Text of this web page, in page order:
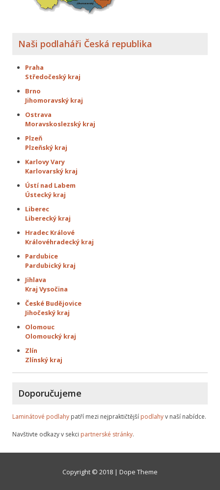
Naši podlaháři Česká republika
Praha
Středočeský kraj
Brno
Jihomoravský kraj
Ostrava
Moravskoslezský kraj
Plzeň
Plzeňský kraj
Karlovy Vary
Karlovarský kraj
Ústí nad Labem
Ústecký kraj
Liberec
Liberecký kraj
Hradec Králové
Královéhradecký kraj
Pardubice
Pardubický kraj
Jihlava
Kraj Vysočina
České Budějovice
Jihočeský kraj
Olomouc
Olomoucký kraj
Zlín
Zlínský kraj
Doporučujeme
Laminátové podlahy patří mezi nejpraktičtější podlahyv naší nabídce.
Navštivte odkazy v sekci partnerské stránky.
Copyright © 2018 | Dope Theme